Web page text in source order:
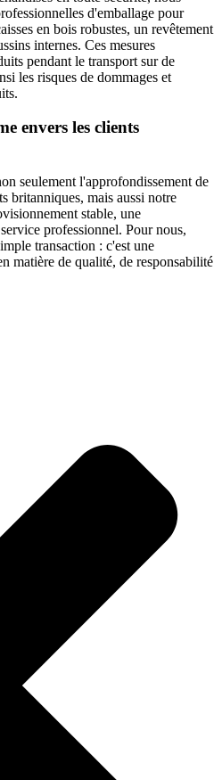
d'emballage pour
en bois robustes, un revêtement
internes. Ces mesures
pendant le transport sur de
les risques de dommages et
envers les clients
seulement l'approfondissement de
britanniques, mais aussi notre
stable, une
professionnel. Pour nous,
transaction : c'est une
matière de qualité, de responsabilité